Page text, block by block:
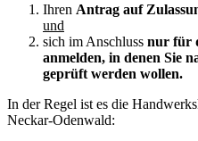
Ihren Antrag auf
und
sich im Anschluss nur für
anmelden, in denen Sie
geprüft werden wollen.
In der Regel ist es die
Neckar-Odenwald: